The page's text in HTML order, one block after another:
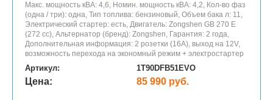
Макс. мощность кВА: 4,6, Номин. мощность кВА: 4,2, Кол-во фаз
(одна / три): одна, Тип топлива: бензиновый, Объем бака л: 11,
Электрический стартер: есть, Двигатель: Zongshen GB 270 E
(272 cc), Альтернатор (бренд): Zongshen, Гарантия: 2 года,
Дополнительная информация: 2 розетки (16A), выход на 12V,
возможность перехода на экономный режим + электростартер
Артикул: 1T90DFB51EVO
Цена: 85 990 руб.